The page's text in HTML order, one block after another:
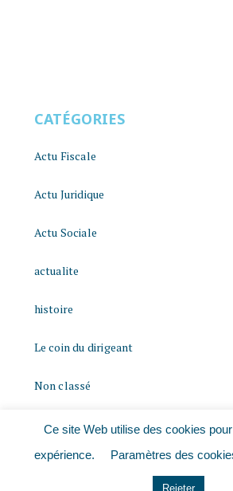
CATÉGORIES
Actu Fiscale
Actu Juridique
Actu Sociale
actualite
histoire
Le coin du dirigeant
Non classé
quizz
Ce site Web utilise des cookies
expérience.
Paramètres des
Rejeter